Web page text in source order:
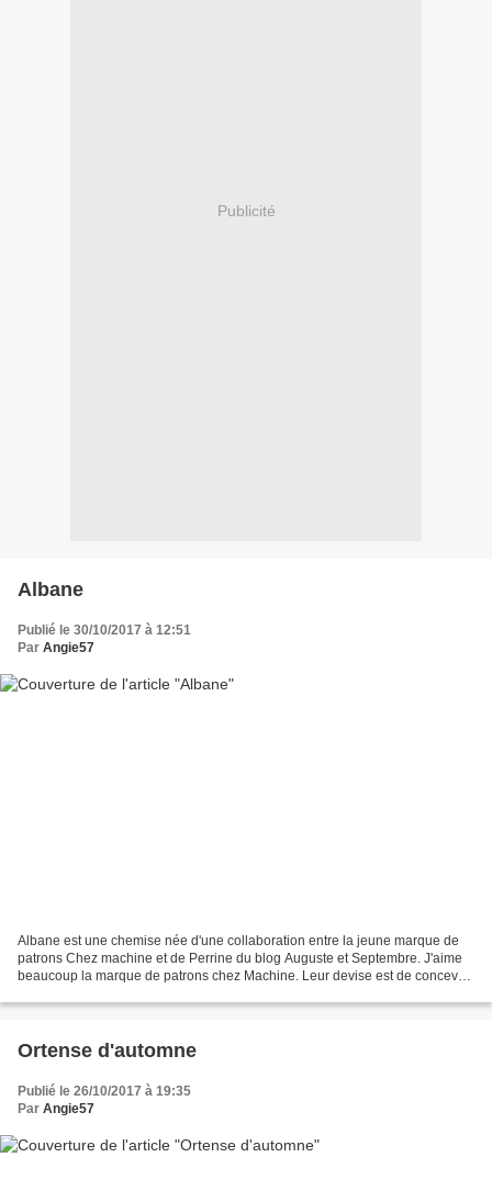
Publicité
Albane
Publié le 30/10/2017 à 12:51
Par Angie57
Albane est une chemise née d'une collaboration entre la jeune marque de
patrons Chez machine et de Perrine du blog Auguste et Septembre. J'aime
beaucoup la marque de patrons chez Machine. Leur devise est de concevoir
Ortense d'automne
Publié le 26/10/2017 à 19:35
Par Angie57